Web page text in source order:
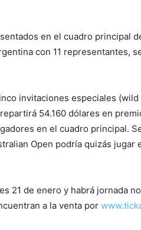
en el cuadro principal
con 11 representantes,
invitaciones especiales (wild
54.160 dólares en
en el cuadro principal.
Open podría quizás jugar
21 de enero y habrá jornada
a la venta por